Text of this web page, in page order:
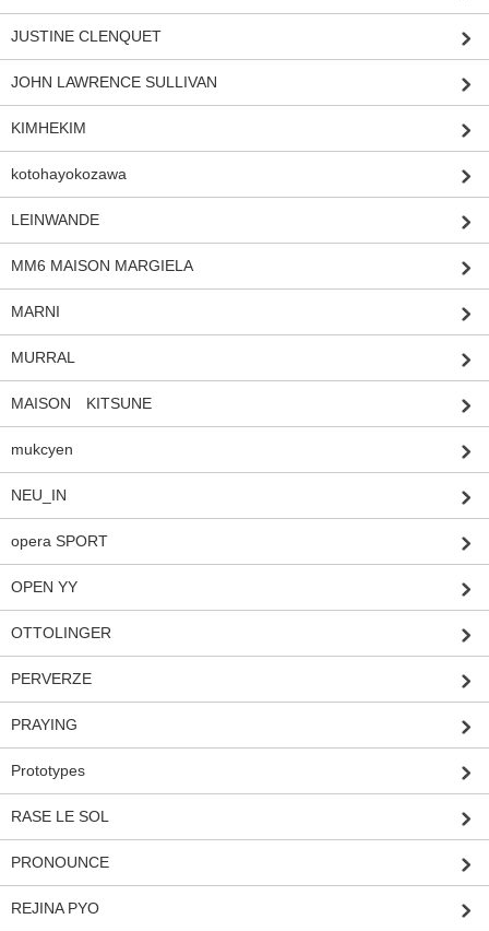
JUSTINE CLENQUET
JOHN LAWRENCE SULLIVAN
KIMHEKIM
kotohayokozawa
LEINWANDE
MM6 MAISON MARGIELA
MARNI
MURRAL
MAISON KITSUNE
mukcyen
NEU_IN
opera SPORT
OPEN YY
OTTOLINGER
PERVERZE
PRAYING
Prototypes
RASE LE SOL
PRONOUNCE
REJINA PYO